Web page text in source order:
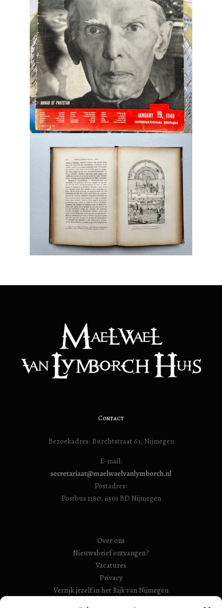
Contact
Bezoekadres: Burchtstraat 63, Nijmegen
E-mail:
secretariaat@maelwaelvanlymborch.nl
Postadres:
Postbus 1180, 6501 BD Nijmegen
Over ons
Nieuwsbrief ontvangen?
Vacatures
Privacy
Verrijk jezelf in het Rijk van Nijmegen